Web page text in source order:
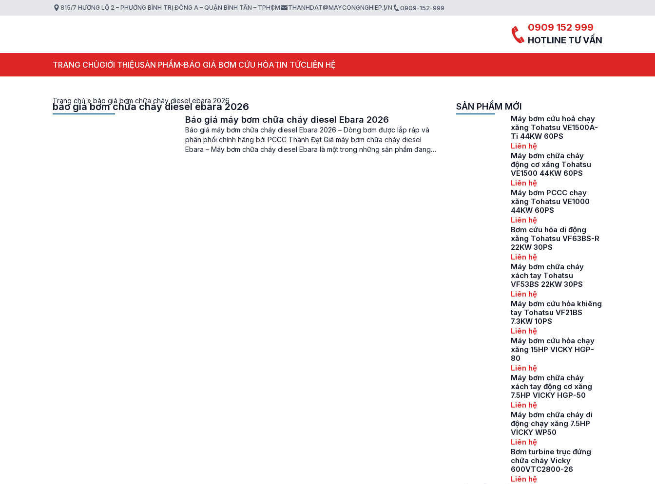
815/7 HƯƠNG LỘ 2 – PHƯỜNG BÌNH TRỊ ĐÔNG A – QUẬN BÌNH TÂN – TPHCM THANHDAT@MAYCONGNGHIEP.VN 0909-152-999
0909 152 999
HOTLINE TƯ VẤN
TRANG CHỦGIỚI THIỆUSẢN PHẨM BÁO GIÁ BƠM CỨU HỎATIN TỨCLIÊN HỆ
Trang chủ » báo giá bơm chữa cháy diesel ebara 2026
báo giá bơm chữa cháy diesel ebara 2026
Báo giá máy bơm chữa cháy diesel Ebara 2026
Báo giá máy bơm chữa cháy diesel Ebara 2026 – Dòng bơm được lắp ráp và
phân phối chính hãng bởi PCCC Thành Đạt Giá máy bơm chữa cháy diesel
Ebara – Máy bơm chữa cháy diesel Ebara là một trong những sản phẩm đang
SẢN PHẨM MỚI
Máy bơm cứu hoả chạy
xăng Tohatsu VE1500A-
Ti 44KW 60PS
Liên hệ
Máy bơm chữa cháy
động cơ xăng Tohatsu
VE1500 44KW 60PS
Liên hệ
Máy bơm PCCC chạy
xăng Tohatsu VE1000
44KW 60PS
Liên hệ
Bơm cứu hỏa di động
xăng Tohatsu VF63BS-R
22KW 30PS
Liên hệ
Máy bơm chữa cháy
xách tay Tohatsu
VF53BS 22KW 30PS
Liên hệ
Máy bơm cứu hỏa khiêng
tay Tohatsu VF21BS
7.3KW 10PS
Liên hệ
Máy bơm cứu hỏa chạy
xăng 15HP VICKY HGP-
80
Liên hệ
Máy bơm chữa cháy
xách tay động cơ xăng
7.5HP VICKY HGP-50
Liên hệ
Máy bơm chữa cháy di
động chạy xăng 7.5HP
VICKY WP50
Liên hệ
Bơm turbine trục đứng
chữa cháy Vicky
600VTC2800-26
Liên hệ